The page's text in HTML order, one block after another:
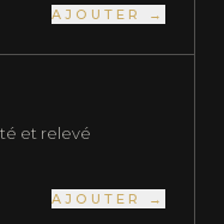
AJOUTER →
et relevé
AJOUTER →